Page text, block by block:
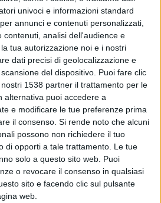
univoci e informazioni standard
annunci e contenuti personalizzati,
contenuti, analisi dell'audience e
tua autorizzazione noi e i nostri
dati precisi di geolocalizzazione e
del dispositivo. Puoi fare clic
1538 partner il trattamento per le
alternativa puoi accedere a
e modificare le tue preferenze prima
il consenso. Si rende noto che alcuni
possono non richiedere il tuo
di opporti a tale trattamento. Le tue
solo a questo sito web. Puoi
o revocare il consenso in qualsiasi
sito e facendo clic sul pulsante
web.
sul Microcredito, dove viene
dai 5.000 ai 25.000 euro e
occasione per veder
inizio attività da questo
finanziario regionale.
120 ore inizierà ai primi di
Macomer e Tortolì.